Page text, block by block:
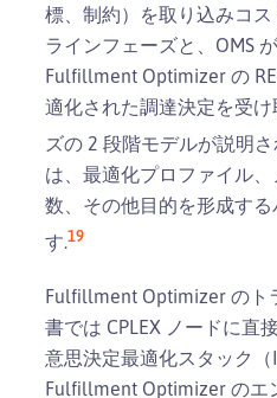
標、制約）を取り込みコ
ラインフェーズと、OMS
Fulfillment Optimizer の
適化された調達決定を受
ズの 2 段階モデルが説明
は、最適化プロファイル
数、その他目的を形成す
す.19
Fulfillment Optimizer のト
書では CPLEX ノードに直
意思決定最適化スタック（
Fulfillment Optimizer のエ